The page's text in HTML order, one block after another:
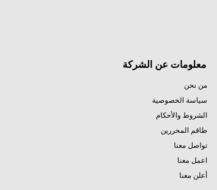
معلومات عن الشركة
من نحن
سياسة الخصوصية
الشروط والأحكام
طاقم المحررين
تواصل معنا
اعمل معنا
أعلن معنا